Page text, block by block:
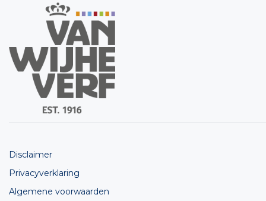
Disclaimer
Privacyverklaring
Algemene voorwaarden